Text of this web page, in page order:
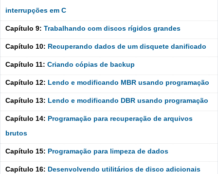
interrupções em C
Capítulo 9: Trabalhando com discos rígidos grandes
Capítulo 10: Recuperando dados de um disquete danificado
Capítulo 11: Criando cópias de backup
Capítulo 12: Lendo e modificando MBR usando programação
Capítulo 13: Lendo e modificando DBR usando programação
Capítulo 14: Programação para recuperação de arquivos
brutos
Capítulo 15: Programação para limpeza de dados
Capítulo 16: Desenvolvendo utilitários de disco adicionais